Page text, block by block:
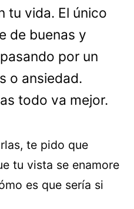
tu vida. El único
de buenas y
por un
o ansiedad.
todo va mejor.
te pido que
tu vista se enamore
es que sería si